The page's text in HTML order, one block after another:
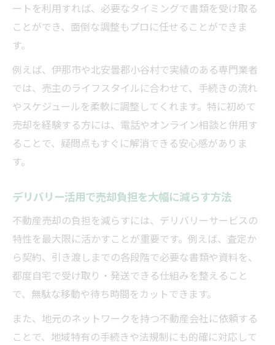
ートを利用すれば、必要なタイミングで書類を受け取る
ことができ、面倒な調整もプロに任せることができま
す。
例えば、伊那市や北安曇郡小谷村で実績のある専門業者
では、売主のライフスタイルに合わせて、手続きの流れ
やスケジュールを柔軟に調整してくれます。特に初めて
売却を経験する方には、電話やオンライン相談と併用す
ることで、疑問点もすぐに解消できる安心感がありま
す。
デリバリー活用で売却負担を大幅に減らす方法
不動産売却の負担を減らすには、デリバリーサービスの
特性を最大限に活かすことが重要です。例えば、査定か
ら契約、引き渡しまでの各段階で必要な書類や資料を、
都度自宅で受け取り・発送できる仕組みを整えること
で、無駄な移動や待ち時間をカットできます。
また、地元のネットワークを持つ不動産会社に依頼する
ことで、地域特有の手続きや法規制にも的確に対応して